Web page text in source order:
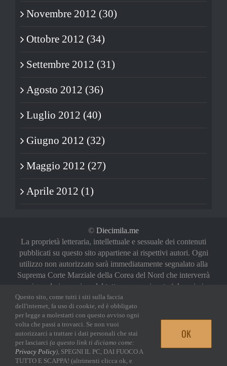
Novembre 2012 (30)
Ottobre 2012 (34)
Settembre 2012 (31)
Agosto 2012 (36)
Luglio 2012 (40)
Giugno 2012 (32)
Maggio 2012 (27)
Aprile 2012 (1)
© Diecimila.me
La proprietà letteraria, intellettuale e sessuale dei contenuti
pubblicati su questo sito appartiene ai rispettivi autori. Ogni
utilizzo non autorizzato sarà immediatamente segnalato alla
Suprema Corte Marziale della Corea del Nord che interverrà
a riguardo in maniera del tutto sproporzionata (oh, noi vi
abbiamo avvertiti)
Privacy Policy|Login
FacebookTwitterYouTube
Questo sito, come tutti i siti sulla faccia
dell'internet, fa uso di cookie, ed è obbligato
per legge a molestarti con questo avviso ogni
volta che passi a trovarci. Se non vuoi
autorizzarci a trattare i dati personali che stai
per lasciarci (a questo link ti diciamo come:
Privacy Policy), SPEGNI IL PC, DAI FUOCO A
TUTTO E SCAPPA! (altrimenti clicca ok, e
OK